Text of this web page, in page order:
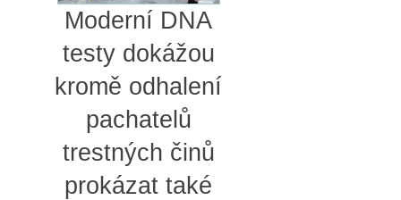
Moderní DNA
testy dokážou
kromě odhalení
pachatelů
trestných činů
prokázat také